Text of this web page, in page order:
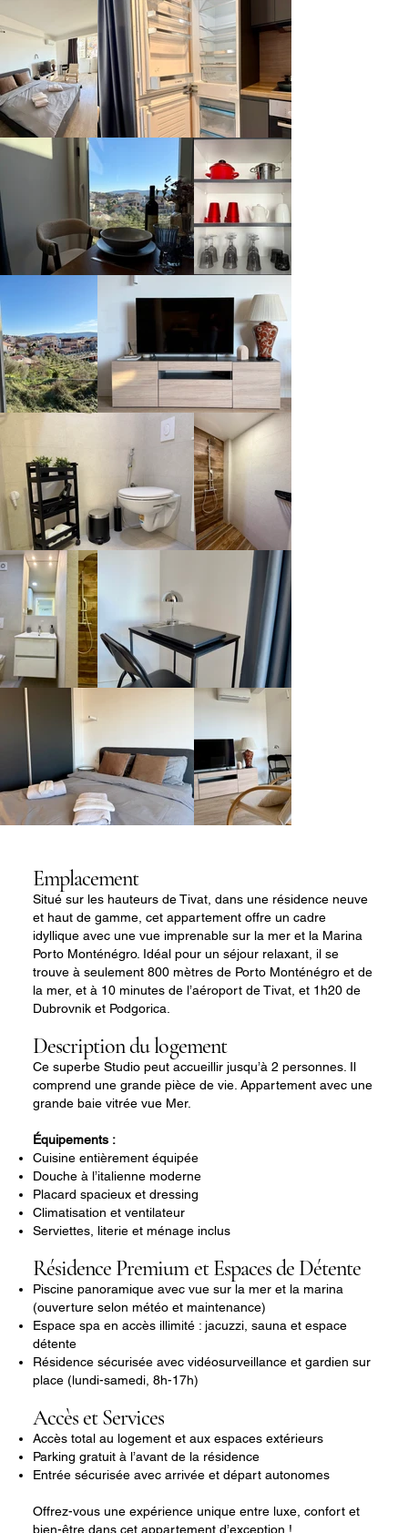
Emplacement
Situé sur les hauteurs de Tivat, dans une résidence neuve
et haut de gamme, cet appartement offre un cadre
idyllique avec une vue imprenable sur la mer et la Marina
Porto Monténégro. Idéal pour un séjour relaxant, il se
trouve à seulement 800 mètres de Porto Monténégro et de
la mer, et à 10 minutes de l’aéroport de Tivat, et 1h20 de
Dubrovnik et Podgorica.
Description du logement
Ce superbe Studio peut accueillir jusqu’à 2 personnes. Il
comprend une grande pièce de vie. Appartement avec une
grande baie vitrée vue Mer.
Équipements :
Cuisine entièrement équipée
Douche à l’italienne moderne
Placard spacieux et dressing
Climatisation et ventilateur
Serviettes, literie et ménage inclus
Résidence Premium et Espaces de Détente
Piscine panoramique avec vue sur la mer et la marina
(ouverture selon météo et maintenance)
Espace spa en accès illimité : jacuzzi, sauna et espace
détente
Résidence sécurisée avec vidéosurveillance et gardien sur
place (lundi-samedi, 8h-17h)
Accès et Services
Accès total au logement et aux espaces extérieurs
Parking gratuit à l’avant de la résidence
Entrée sécurisée avec arrivée et départ autonomes
Offrez-vous une expérience unique entre luxe, confort et
bien-être dans cet appartement d’exception !